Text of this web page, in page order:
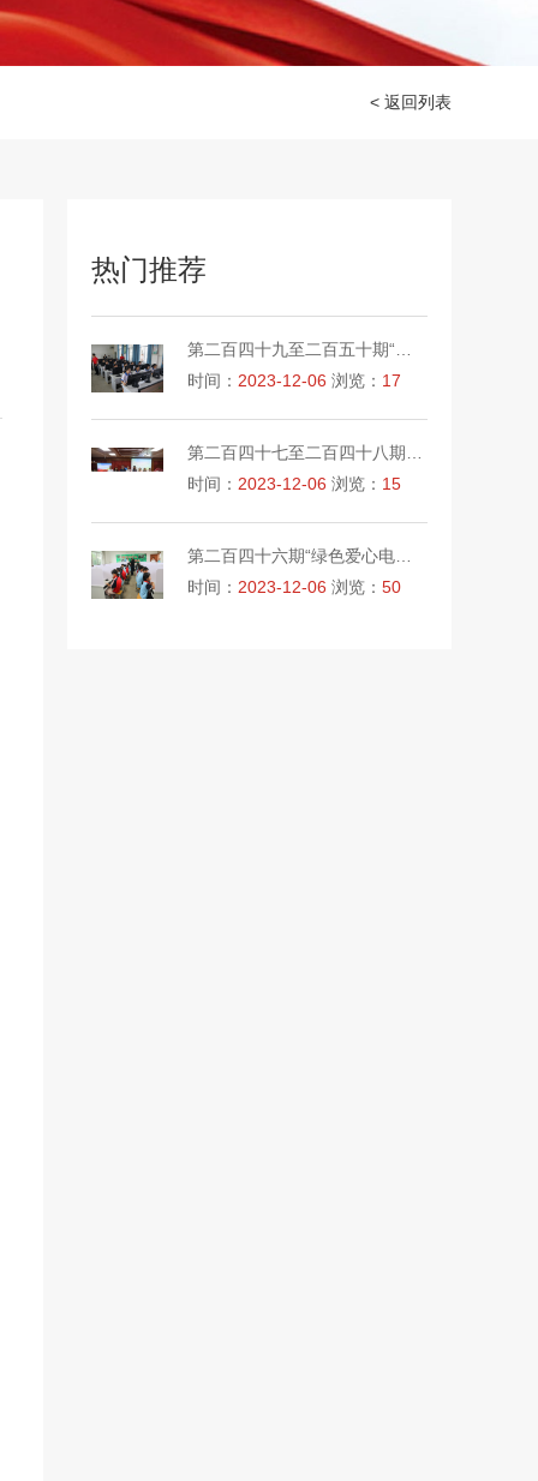
< 返回列表
热门推荐
时间： 2023-12-06 浏览： 17
时间： 2023-12-06 浏览： 15
时间： 2023-12-06 浏览：50